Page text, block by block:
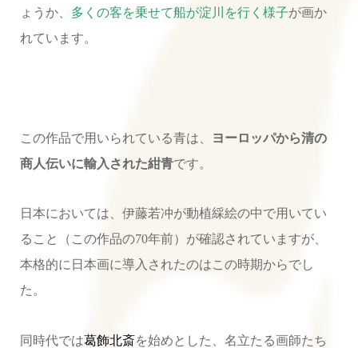
ょうか、 多くの客を乗せて船が淀川を行く様子が画か
れています。
この作品で用いられている青は、
ヨーロッパから清の
商人伝いに輸入された紺青です。
日本においては、伊藤若冲が動植綵絵の中で用いてい
ること（この作品の70年前）が確認されていますが、
本格的に日本画に導入されたのはこの時期からでし
た。
同時代では葛飾北斎を始めとした、名立たる画師たち